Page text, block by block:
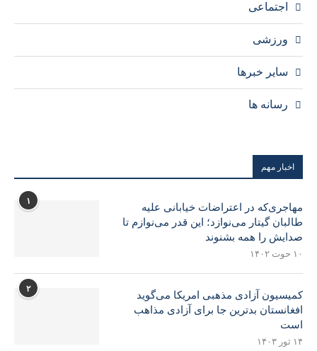
اجتماعی
ورزشی
سایر خبرها
رسانه ها
اخبار مهم
۱
مهاجری‌که در اعتراضات خیابانی علیه
طالبان گیتار می‌نوازد؛ این قدر می‌نوازم تا
صدایش را همه بشنوند
۱۰ حوت ۱۴۰۲
۲
کمیسیون آزادی مذهبی امریکا می‌گوید
افغانستان بدترین جا برای آزادی مذاهب
است
۱۴ ثور ۱۴۰۳